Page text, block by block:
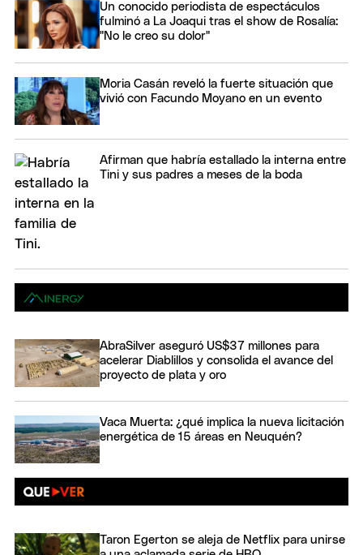
Un conocido periodista de espectáculos
fulminó a La Joaqui tras el show de Rosalía:
"No le creo su dolor"
Moria Casán reveló la fuerte situación que
vivió con Facundo Moyano en un evento
Afirman que habría estallado la interna entre
Tini y sus padres a meses de la boda
AbraSilver aseguró US$37 millones para
acelerar Diablillos y consolida el avance del
proyecto de plata y oro
Vaca Muerta: ¿qué implica la nueva licitación
energética de 15 áreas en Neuquén?
Taron Egerton se aleja de Netflix para unirse